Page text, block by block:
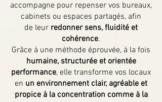
accompagne pour repenser vos bureaux,
cabinets ou espaces partagés, afin
de leur redonner sens, fluidité et
cohérence.
Grâce à une méthode éprouvée, à la fois
humaine, structurée et orientée
performance, elle transforme vos locaux
en un environnement clair, agréable et
propice à la concentration comme à la